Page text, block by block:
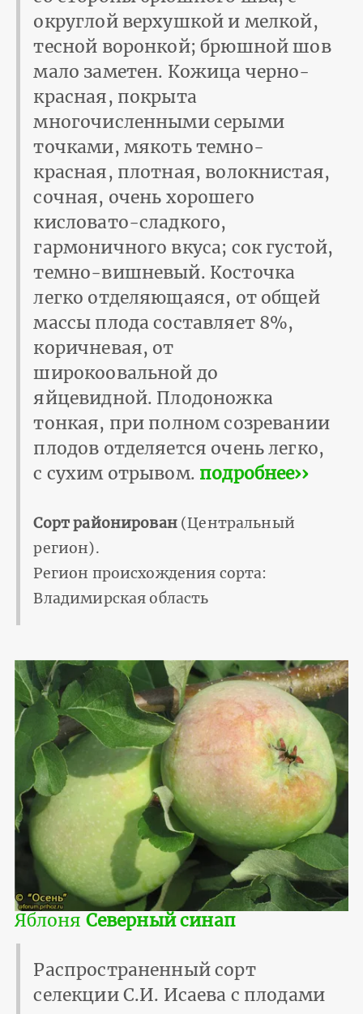
округлой верхушкой и мелкой,
тесной воронкой; брюшной шов
мало заметен. Кожица черно-
красная, покрыта
многочисленными серыми
точками, мякоть темно-
красная, плотная, волокнистая,
сочная, очень хорошего
кисловато-сладкого,
гармоничного вкуса; сок густой,
темно-вишневый. Косточка
легко отделяющаяся, от общей
массы плода составляет 8%,
коричневая, от
широкоовальной до
яйцевидной. Плодоножка
тонкая, при полном созревании
плодов отделяется очень легко,
с сухим отрывом. подробнее››
Сорт районирован(Центральный
регион).
Регион происхождения сорта:
Владимирская область
Яблоня Северный синап
Распространенный сорт
селекции С.И. Исаева с плодами